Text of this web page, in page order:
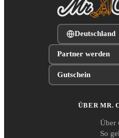
Deutschland
Partner werden
Gutschein
ÜBER MR.
Über
So